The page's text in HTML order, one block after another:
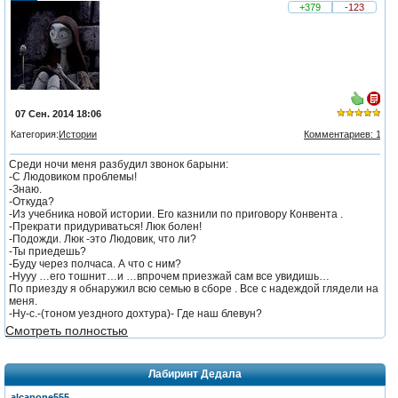
+379
-123
из 5,
07 Сен. 2014 18:06
Комментариев: 1
Категория:Истории
Среди ночи меня разбудил звонок барыни:
-С Людовиком проблемы!
-Знаю.
-Откуда?
-Из учебника новой истории. Его казнили по приговору Конвента .
-Прекрати придуриваться! Люк болен!
-Подожди. Люк -это Людовик, что ли?
-Ты приедешь?
-Буду через полчаса. А что с ним?
-Нууу …его тошнит…и …впрочем приезжай сам все увидишь…
По приезду я обнаружил всю семью в сборе . Все с надеждой глядели на
меня.
-Ну-с.-(тоном уездного дохтура)- Где наш блевун?
Смотреть полностью
Лабиринт Дедала